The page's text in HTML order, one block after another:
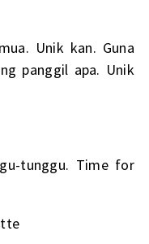
Unik kan. Guna
panggil apa. Unik
tunggu. Time for